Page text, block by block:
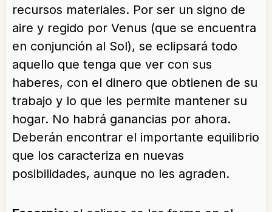
recursos materiales. Por ser un signo de
aire y regido por Venus (que se encuentra
en conjunción al Sol), se eclipsará todo
aquello que tenga que ver con sus
haberes, con el dinero que obtienen de su
trabajo y lo que les permite mantener su
hogar. No habrá ganancias por ahora.
Deberán encontrar el importante equilibrio
que los caracteriza en nuevas
posibilidades, aunque no les agraden.